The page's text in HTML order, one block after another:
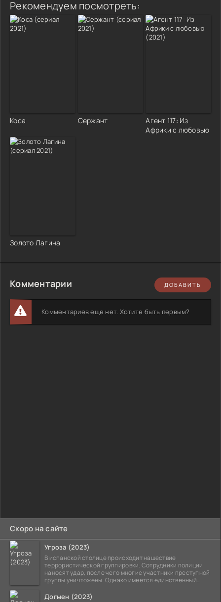
Скоро на сайте
Угроза (2023)
В испанской столице происходит нашествие
террористической группировки. Сотрудники полиции
наносят удар, после чего многие участники преступной
группы уничтожены. Однако имеется единственный
Догмен (2023)
Рекомендуем посмотреть:
Коса Сержант
Агент 117: Из
Африки с любовью
Золото Лагина
Комментарии ДОБАВИТЬ
Комментариев еще нет. Хотите быть первым?